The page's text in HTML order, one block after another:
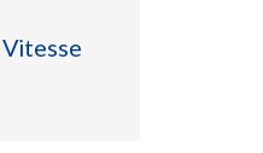
Vitesse